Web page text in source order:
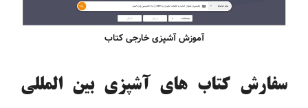
آموزش آشپزی خارجی کتاب
سفارش کتاب های آشپزی بین المللی